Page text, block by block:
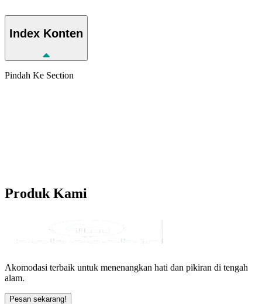
Index Konten
Pindah Ke Section
ProdukKami
Akomodasi terbaik untuk menenangkan hati dan pikiran di tengah
alam.
Pesan sekarang!